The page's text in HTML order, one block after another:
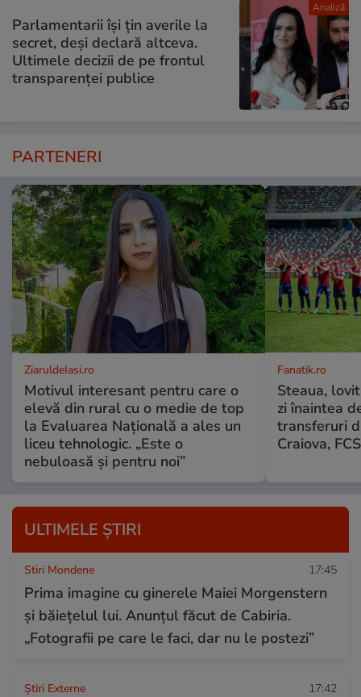
Analiză
Parlamentarii își țin averile la
secret, deși declară altceva.
Ultimele decizii de pe frontul
transparenței publice
PARTENERI
ZiaruldeIasi.ro
Motivul interesant pentru care o
elevă din rural cu o medie de top
la Evaluarea Națională a ales un
liceu tehnologic. „Este o
nebuloasă și pentru noi”
Fanatik.ro
Steaua,
zi înaintea
transferuri
Craiova,
ULTIMELE ȘTIRI
Stiri Mondene 17:45
Prima imagine cu ginerele Maiei Morgenstern
și băiețelul lui. Anunțul făcut de Cabiria.
„Fotografii pe care le faci, dar nu le postezi”
Știri Externe 17:42